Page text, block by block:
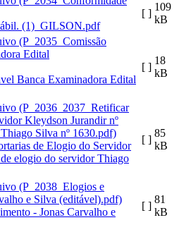
(1)_GILSON.pdf
[ ]
109
kB
Banca Examinadora Edital
[ ]
18
kB
de Elogio do Servidor
elogio do servidor Thiago
[ ]
85
kB
- Jonas Carvalho e
[ ]
81
kB